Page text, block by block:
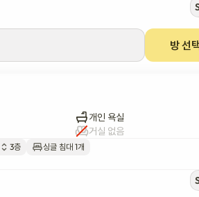
방 선
개인 욕실
거실 없음
3층 싱글 침대 1개